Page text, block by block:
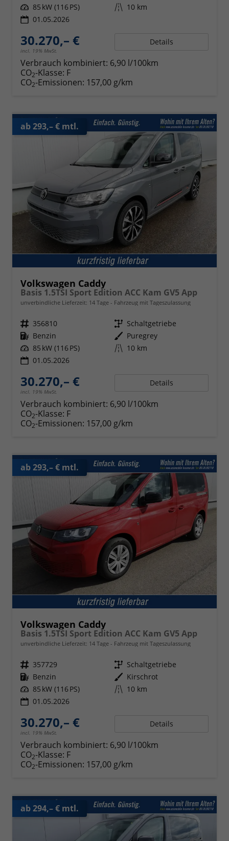
Leistung 85 kW (116 PS) Kilometerstand 10 km
01.05.2026
30.270,– €
incl. 19% MwSt.
Details
Verbrauch kombiniert: 6,90 l/100km
CO2-Klasse: F
CO2-Emissionen: 157,00 g/km
ab 293,– € mtl.
Volkswagen Caddy
Basis 1.5TSI Sport Edition ACC Kam GV5 App
unverbindliche Lieferzeit: 14 Tage Fahrzeug mit Tageszulassung
Fahrzeugnr. 356810 Getriebe Schaltgetriebe
Kraftstoff Benzin Außenfarbe Puregrey
Leistung 85 kW (116 PS) Kilometerstand 10 km
01.05.2026
30.270,– €
incl. 19% MwSt.
Details
Verbrauch kombiniert: 6,90 l/100km
CO2-Klasse: F
CO2-Emissionen: 157,00 g/km
ab 293,– € mtl.
Volkswagen Caddy
Basis 1.5TSI Sport Edition ACC Kam GV5 App
unverbindliche Lieferzeit: 14 Tage Fahrzeug mit Tageszulassung
Fahrzeugnr. 357729 Getriebe Schaltgetriebe
Kraftstoff Benzin Außenfarbe Kirschrot
Leistung 85 kW (116 PS) Kilometerstand 10 km
01.05.2026
30.270,– €
incl. 19% MwSt.
Details
Verbrauch kombiniert: 6,90 l/100km
CO2-Klasse: F
CO2-Emissionen: 157,00 g/km
ab 294,– € mtl.